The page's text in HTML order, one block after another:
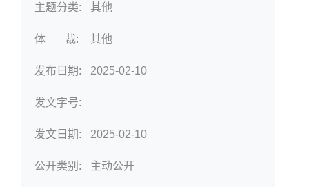
主题分类: 其他
体 裁: 其他
发布日期: 2025-02-10
发文字号:
发文日期: 2025-02-10
公开类别: 主动公开